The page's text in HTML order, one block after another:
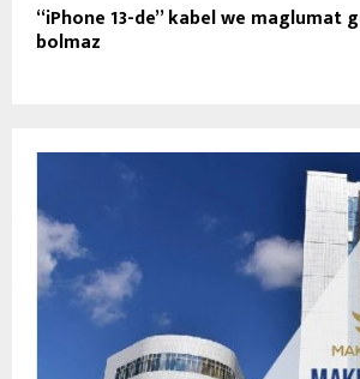
“iPhone 13-de” kabel we maglumat
bolmaz